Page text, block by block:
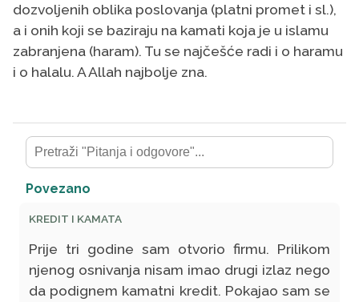
dozvoljenih oblika poslovanja (platni promet i sl.),
a i onih koji se baziraju na kamati koja je u islamu
zabranjena (haram). Tu se najčešće radi i o haramu
i o halalu. A Allah najbolje zna.
Povezano
KREDIT I KAMATA
Prije tri godine sam otvorio firmu. Prilikom
njenog osnivanja nisam imao drugi izlaz nego
da podignem kamatni kredit. Pokajao sam se